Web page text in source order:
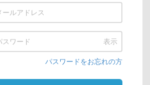
表示
パスワードをお忘れの方